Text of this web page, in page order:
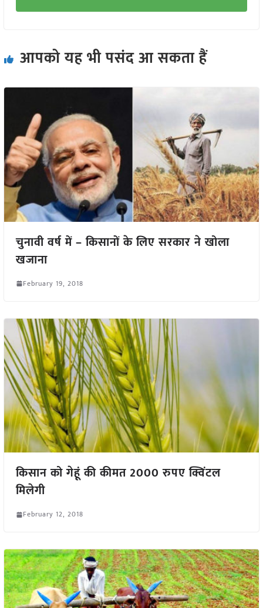
आपको यह भी पसंद आ सकता हैं
चुनावी वर्ष में – किसानों के लिए सरकार ने खोला
खजाना
February 19, 2018
किसान को गेहूं की कीमत 2000 रुपए क्विंटल
मिलेगी
February 12, 2018